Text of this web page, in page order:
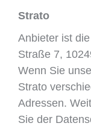
Strato
Anbieter ist
Straße 7,
Wenn Sie
Strato
Adressen.
Sie der